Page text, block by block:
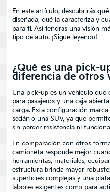
En este artículo, descubrirás
diseñada, qué la caracteriza y
para ti. Así tendrás una visión
tipo de auto. ¡Sigue leyendo!
¿Qué es una pick-
diferencia de otros
Una pick-up es un vehículo que
para pasajeros y una caja
carga. Esta configuración
sedán o una SUV, ya que
sin perder resistencia ni
En comparación con otros
camioneta responde mejor
herramientas, materiales,
estructura brinda mayor
superficies complejas y una
labores exigentes como para